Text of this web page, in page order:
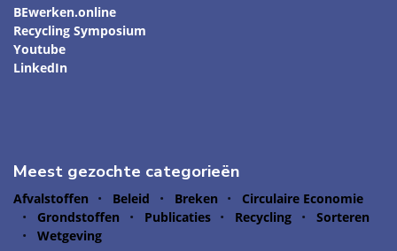
BEwerken.online
Recycling Symposium
Youtube
LinkedIn
Meest gezochte categorieën
Afvalstoffen Beleid Breken
Circulaire Economie
Grondstoffen
Publicaties Recycling
Sorteren
Wetgeving